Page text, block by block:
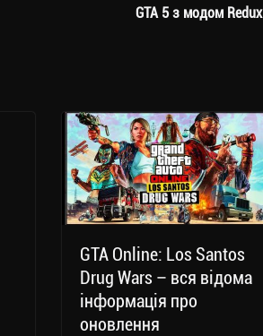
GTA 5 з модом Redux
GTA Online: Los Santos
Drug Wars – вся відома
інформація про
оновлення